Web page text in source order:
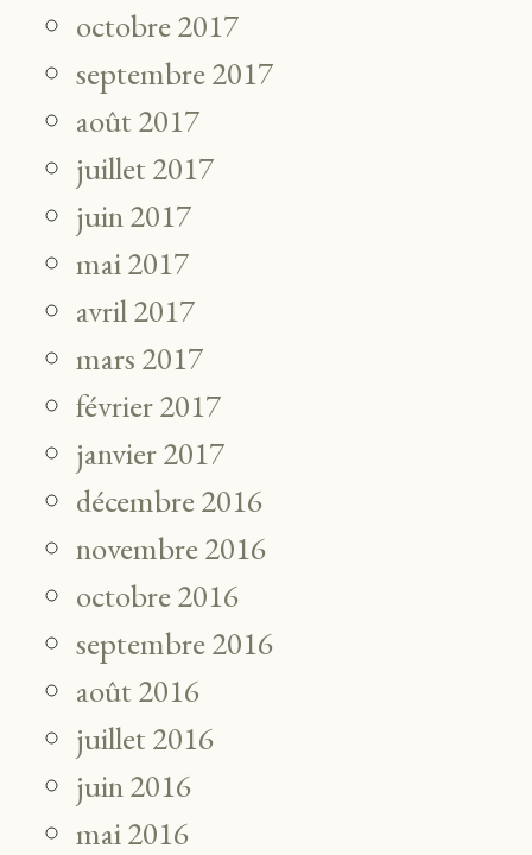
octobre 2017
septembre 2017
août 2017
juillet 2017
juin 2017
mai 2017
avril 2017
mars 2017
février 2017
janvier 2017
décembre 2016
novembre 2016
octobre 2016
septembre 2016
août 2016
juillet 2016
juin 2016
mai 2016